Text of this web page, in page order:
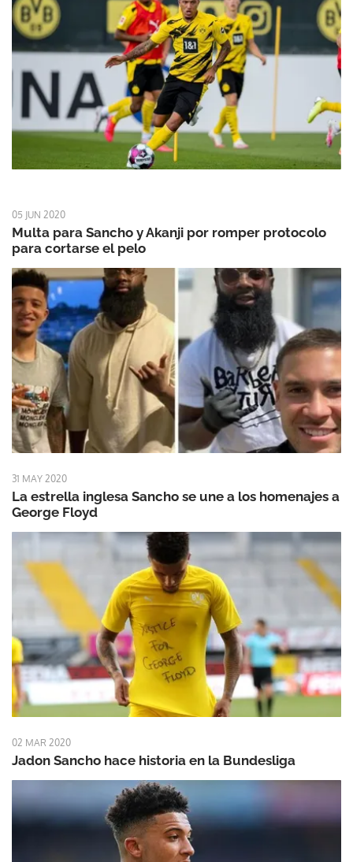
05 JUN 2020
Multa para Sancho y Akanji por romper protocolo
para cortarse el pelo
31 MAY 2020
La estrella inglesa Sancho se une a los homenajes a
George Floyd
02 MAR 2020
Jadon Sancho hace historia en la Bundesliga